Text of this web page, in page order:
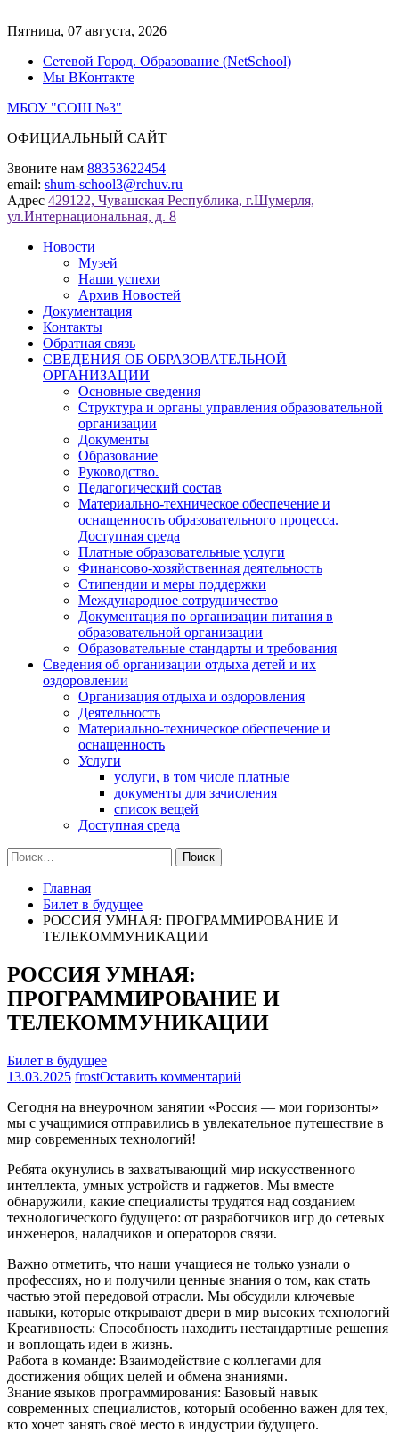
к
Пятница, 07 августа, 2026
Сетевой Город. Образование (NetSchool)
Мы ВКонтакте
МБОУ "СОШ №3"
ОФИЦИАЛЬНЫЙ САЙТ
Звоните нам 88353622454
email: shum-school3@rchuv.ru
Адрес 429122, Чувашская Республика, г.Шумерля,
ул.Интернациональная, д. 8
Новости
Музей
Наши успехи
Архив Новостей
Документация
Контакты
Обратная связь
СВЕДЕНИЯ ОБ ОБРАЗОВАТЕЛЬНОЙ
ОРГАНИЗАЦИИ
Основные сведения
Структура и органы управления образовательной
организации
Документы
Образование
Руководство.
Педагогический состав
Материально-техническое обеспечение и
оснащенность образовательного процесса.
Доступная среда
Платные образовательные услуги
Финансово-хозяйственная деятельность
Стипендии и меры поддержки
Международное сотрудничество
Документация по организации питания в
образовательной организации
Образовательные стандарты и требования
Сведения об организации отдыха детей и их
оздоровлении
Организация отдыха и оздоровления
Деятельность
Материально-техническое обеспечение и
оснащенность
Услуги
услуги, в том числе платные
документы для зачисления
список вещей
Доступная среда
Найти:
Главная
Билет в будущее
РОССИЯ УМНАЯ: ПРОГРАММИРОВАНИЕ И
ТЕЛЕКОММУНИКАЦИИ
РОССИЯ УМНАЯ:
ПРОГРАММИРОВАНИЕ И
ТЕЛЕКОММУНИКАЦИИ
Билет в будущее
13.03.2025 frostОставить комментарий
УМНАЯ:
ПРОГРАММИРОВАНИЕ
Сегодня на внеурочном занятии «Россия — мои горизонты»
мы с учащимися отправились в увлекательное путешествие в
мир современных технологий!
Ребята окунулись в захватывающий мир искусственного
интеллекта, умных устройств и гаджетов. Мы вместе
обнаружили, какие специалисты трудятся над созданием
технологического будущего: от разработчиков игр до сетевых
инженеров, наладчиков и операторов связи.
Важно отметить, что наши учащиеся не только узнали о
профессиях, но и получили ценные знания о том, как стать
частью этой передовой отрасли. Мы обсудили ключевые
навыки, которые открывают двери в мир высоких технологий
Креативность: Способность находить нестандартные решения
и воплощать идеи в жизнь.
Работа в команде: Взаимодействие с коллегами для
достижения общих целей и обмена знаниями.
Знание языков программирования: Базовый навык
современных специалистов, который особенно важен для тех,
кто хочет занять своё место в индустрии будущего.